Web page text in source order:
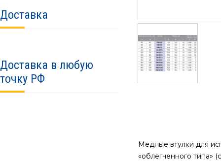
Доставка
Доставка в любую
точку РФ
Медные втулки для
«облегченного типа»